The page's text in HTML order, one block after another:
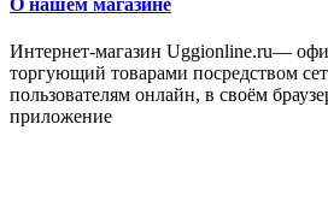
Интернет-магазин Uggionline.ru—
торгующий товарами посредством
пользователям онлайн, в своём
приложение